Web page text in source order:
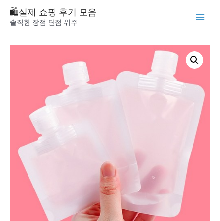
🛍️실제 쇼핑 후기 모음
솔직한 장점 단점 위주
Menu